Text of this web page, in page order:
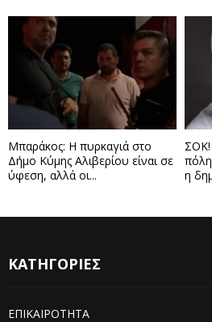
Μπαράκος: Η πυρκαγιά στο
Δήμο Κύμης Αλιβερίου είναι σε
ύφεση, αλλά οι...
ΣΟΚ!
πόλη
η
ΚΑΤΗΓΟΡΙΕΣ
ΕΠΙΚΑΙΡΟΤΗΤΑ